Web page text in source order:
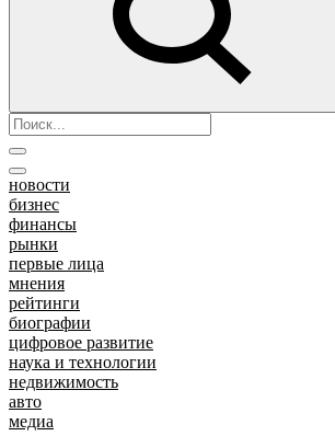
новости
бизнес
финансы
рынки
первые лица
мнения
рейтинги
биографии
цифровое развитие
наука и технологии
недвижимость
авто
медиа